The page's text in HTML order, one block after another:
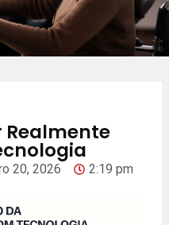
Realmente
20, 2026
2:19 pm